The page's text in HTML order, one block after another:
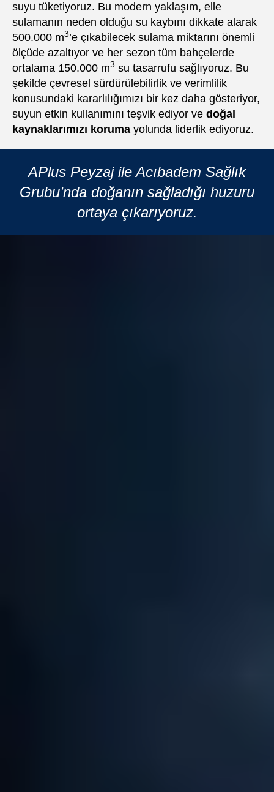
suyu tüketiyoruz. Bu modern yaklaşım, elle
sulamanın neden olduğu su kaybını dikkate alarak
500.000 m3’e çıkabilecek sulama miktarını önemli
ölçüde azaltıyor ve her sezon tüm bahçelerde
ortalama 150.000 m3 su tasarrufu sağlıyoruz. Bu
şekilde çevresel sürdürülebilirlik ve verimlilik
konusundaki kararlılığımızı bir kez daha gösteriyor,
suyun etkin kullanımını teşvik ediyor ve doğal
kaynaklarımızı koruma yolunda liderlik ediyoruz.
APlus Peyzaj ile Acıbadem Sağlık
Grubu’nda doğanın sağladığı huzuru
ortaya çıkarıyoruz.